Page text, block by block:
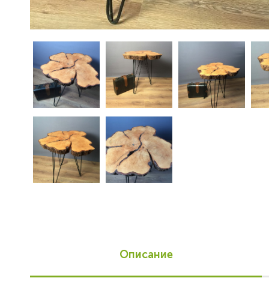
Описание